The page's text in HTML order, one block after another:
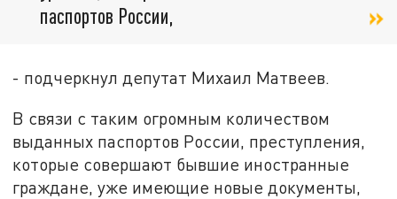
паспортов России,
- подчеркнул депутат Михаил Матвеев.
В связи с таким огромным количеством
выданных паспортов России, преступления,
которые совершают бывшие иностранные
граждане, уже имеющие новые документы,